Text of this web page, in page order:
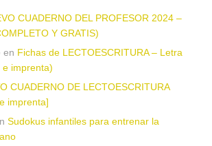
CUADERNO DEL PROFESOR 2024 –
Y GRATIS)
en Fichas de LECTOESCRITURA – Letra
imprenta)
CUADERNO DE LECTOESCRITURA
imprenta]
Sudokus infantiles para entrenar la